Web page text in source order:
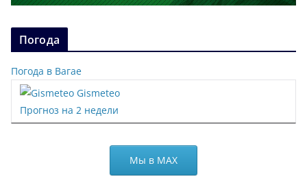
Погода
Погода в Вагае
Gismeteo
Прогноз на 2 недели
Мы в МАХ